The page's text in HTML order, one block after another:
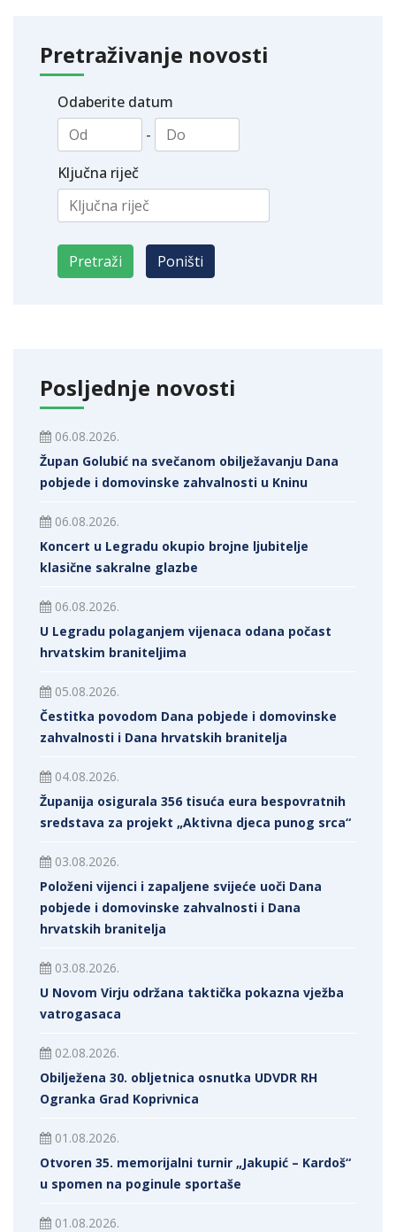
Pretraživanje novosti
Odaberite datum
-
Ključna riječ
Posljednje novosti
06.08.2026.
Župan Golubić na svečanom obilježavanju Dana
pobjede i domovinske zahvalnosti u Kninu
06.08.2026.
Koncert u Legradu okupio brojne ljubitelje
klasične sakralne glazbe
06.08.2026.
U Legradu polaganjem vijenaca odana počast
hrvatskim braniteljima
05.08.2026.
Čestitka povodom Dana pobjede i domovinske
zahvalnosti i Dana hrvatskih branitelja
04.08.2026.
Županija osigurala 356 tisuća eura bespovratnih
sredstava za projekt „Aktivna djeca punog srca“
03.08.2026.
Položeni vijenci i zapaljene svijeće uoči Dana
pobjede i domovinske zahvalnosti i Dana
hrvatskih branitelja
03.08.2026.
U Novom Virju održana taktička pokazna vježba
vatrogasaca
02.08.2026.
Obilježena 30. obljetnica osnutka UDVDR RH
Ogranka Grad Koprivnica
01.08.2026.
Otvoren 35. memorijalni turnir „Jakupić – Kardoš“
u spomen na poginule sportaše
01.08.2026.